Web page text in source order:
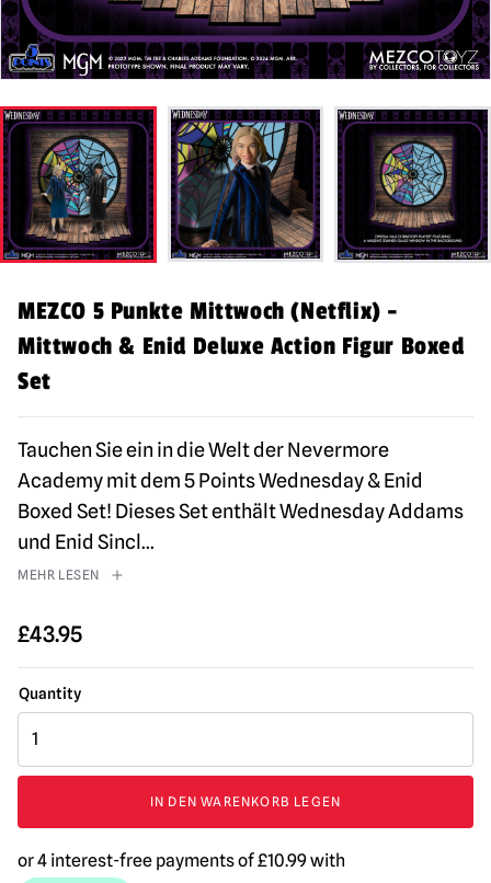
MEZCO 5 Punkte Mittwoch (Netflix) -
Mittwoch & Enid Deluxe Action Figur Boxed
Set
Tauchen Sie ein in die Welt der Nevermore
Academy mit dem 5 Points Wednesday & Enid
Boxed Set! Dieses Set enthält Wednesday Addams
und Enid Sincl ...
MEHR LESEN
£43.95
MEZCO
Points
(Netflix)
Wednesday
IN DEN WARENKORB LEGEN